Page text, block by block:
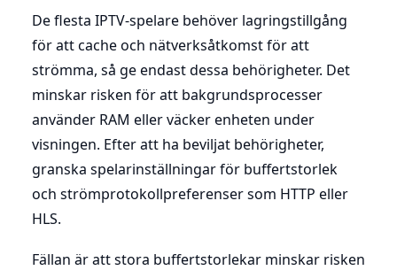
De flesta IPTV-spelare behöver lagringstillgång
för att cache och nätverksåtkomst för att
strömma, så ge endast dessa behörigheter. Det
minskar risken för att bakgrundsprocesser
använder RAM eller väcker enheten under
visningen. Efter att ha beviljat behörigheter,
granska spelarinställningar för buffertstorlek
och strömprotokollpreferenser som HTTP eller
HLS.
Fällan är att stora buffertstorlekar minskar risken